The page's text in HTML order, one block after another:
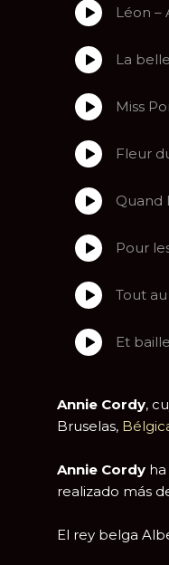
Léon –
La
Miss
Fleur
Quand
Pour
Tout
Et
Annie Cordy,
Bruselas,
Annie Cordy
realizado más
El rey belga